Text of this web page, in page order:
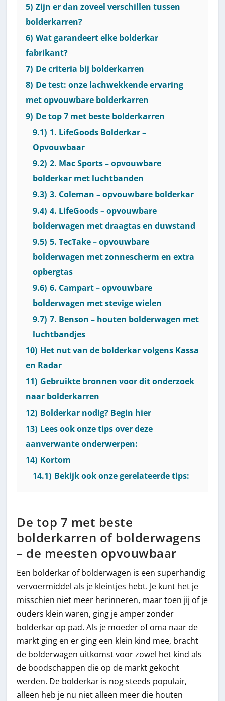
5) Zijn er dan zoveel verschillen tussen
bolderkarren?
6) Wat garandeert elke bolderkar
fabrikant?
7) De criteria bij bolderkarren
8) De test: onze lachwekkende ervaring
met opvouwbare bolderkarren
9) De top 7 met beste bolderkarren
9.1) 1. LifeGoods Bolderkar –
Opvouwbaar
9.2) 2. Mac Sports – opvouwbare
bolderkar met luchtbanden
9.3) 3. Coleman – opvouwbare bolderkar
9.4) 4. LifeGoods – opvouwbare
bolderwagen met draagtas en duwstand
9.5) 5. TecTake – opvouwbare
bolderwagen met zonnescherm en extra
opbergtas
9.6) 6. Campart – opvouwbare
bolderwagen met stevige wielen
9.7) 7. Benson – houten bolderwagen met
luchtbandjes
10) Het nut van de bolderkar volgens Kassa
en Radar
11) Gebruikte bronnen voor dit onderzoek
naar bolderkarren
12) Bolderkar nodig? Begin hier
13) Lees ook onze tips over deze
aanverwante onderwerpen:
14) Kortom
14.1) Bekijk ook onze gerelateerde tips:
De top 7 met beste
bolderkarren of bolderwagens
– de meesten opvouwbaar
Een bolderkar of bolderwagen is een superhandig
vervoermiddel als je kleintjes hebt. Je kunt het je
misschien niet meer herinneren, maar toen jij of je
ouders klein waren, ging je amper zonder
bolderkar op pad. Als je moeder of oma naar de
markt ging en er ging een klein kind mee, bracht
de bolderwagen uitkomst voor zowel het kind als
de boodschappen die op de markt gekocht
werden. De bolderkar is nog steeds populair,
alleen heb je nu niet alleen meer die houten